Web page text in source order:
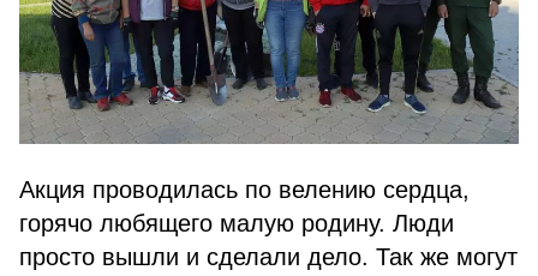
Акция проводилась по велению сердца,
горячо любящего малую родину. Люди
просто вышли и сделали дело. Так же могут